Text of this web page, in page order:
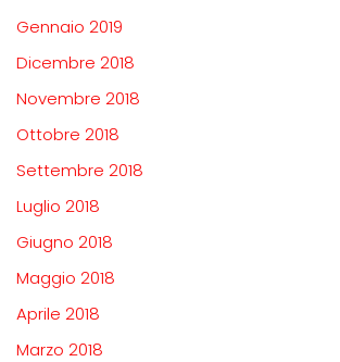
Gennaio 2019
Dicembre 2018
Novembre 2018
Ottobre 2018
Settembre 2018
Luglio 2018
Giugno 2018
Maggio 2018
Aprile 2018
Marzo 2018